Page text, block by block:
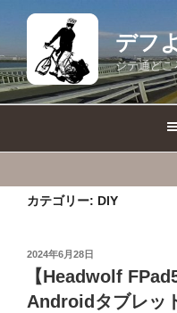
テ
ン
ツ
デフ
ジテ通どこ
カテゴリー: DIY
投
日:
2024年6月28日
【Headwolf
Androidタブレッ